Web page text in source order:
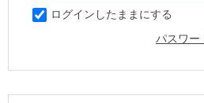
ログインしたままにする
パスワー